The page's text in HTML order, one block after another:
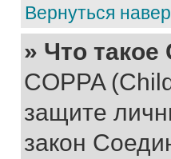
Вернуться
» Что такое
COPPA
защите
закон